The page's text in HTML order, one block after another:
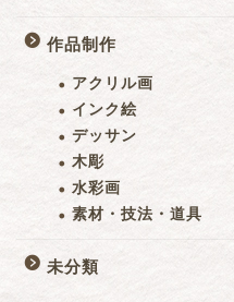
作品制作
アクリル画
インク絵
デッサン
木彫
水彩画
素材・技法・道具
未分類